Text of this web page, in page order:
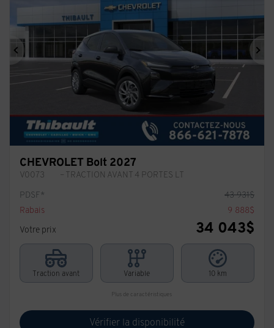
Précédent
CHEVROLET Bolt 2027
V0073
– TRACTION AVANT 4 PORTES LT
PDSF*
43 931$
Rabais
9 888$
Votre prix
34 043$
Traction avant Variable 10 km
Plus de caractéristiques
Vérifier la disponibilité